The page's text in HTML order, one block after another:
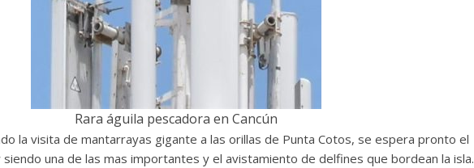
Rara águila pescadora en Cancún
la visita de mantarrayas gigante a las orillas de Punta Cotos, se espera pronto el
una de las mas importantes y el avistamiento de delfines que bordean la isla.